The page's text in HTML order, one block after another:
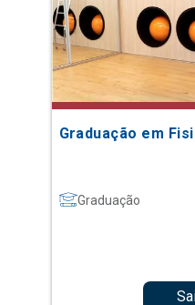
Graduação em
Graduação